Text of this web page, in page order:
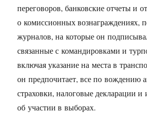
переговоров, банковские отчеты и
о комиссионных вознаграждениях,
журналов, на которые он
связанные с командировками и
включая указание на места в
он предпочитает, все по вождению
страховки, налоговые декларации
об участии в выборах.